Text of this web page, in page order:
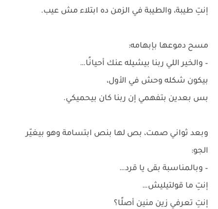
إنتِ طيبة، والطيبة في الزمن ده ابتلاء مش عيب.
مسح دموعها بإبهامه:
– والخير اللي ربنا بيشيله عنك أحيانًا…
بيكون شكله وحش في الأول،
بس بعدين بتفهمي إن ربنا كان بيحميكي.
وبعد ثواني صمت، بص لها بنص ابتسامة وهو بيغيّر
الجو:
– وبالمناسبة بقى يا قرد…
إنتِ ما قولتيليش…
إنتِ تعرفي زين منين أصلًا؟